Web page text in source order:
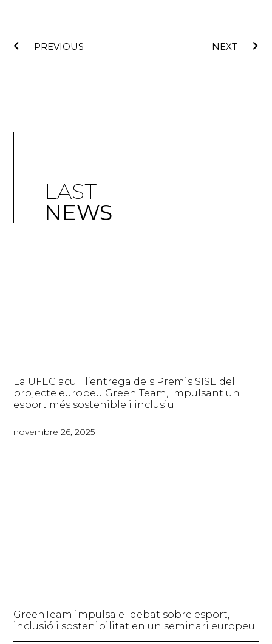
PREVIOUS NEXT
LAST
NEWS
La UFEC acull l’entrega dels Premis SISE del
projecte europeu Green Team, impulsant un
esport més sostenible i inclusiu
novembre 26, 2025
GreenTeam impulsa el debat sobre esport,
inclusió i sostenibilitat en un seminari europeu